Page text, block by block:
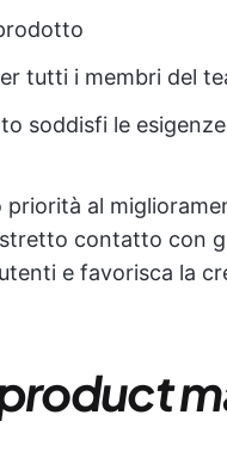
tutti i membri del
soddisfi le
al
contatto con
e favorisca la